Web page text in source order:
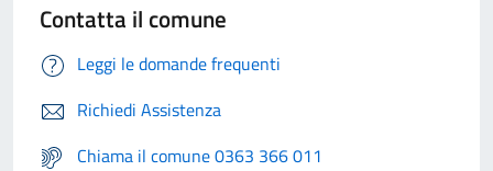
Contatta il comune
Leggi le domande frequenti
Richiedi Assistenza
Chiama il comune 0363 366 011